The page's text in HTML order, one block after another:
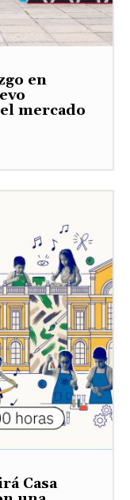
en
mercado
Casa